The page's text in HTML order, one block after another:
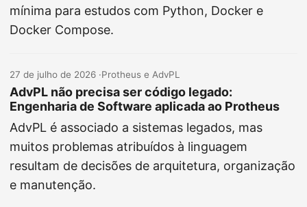
mínima para estudos com Python, Docker e
Docker Compose.
27 de julho de 2026 ·Protheus e AdvPL
AdvPL não precisa ser código legado:
Engenharia de Software aplicada ao Protheus
AdvPL é associado a sistemas legados, mas
muitos problemas atribuídos à linguagem
resultam de decisões de arquitetura, organização
e manutenção.